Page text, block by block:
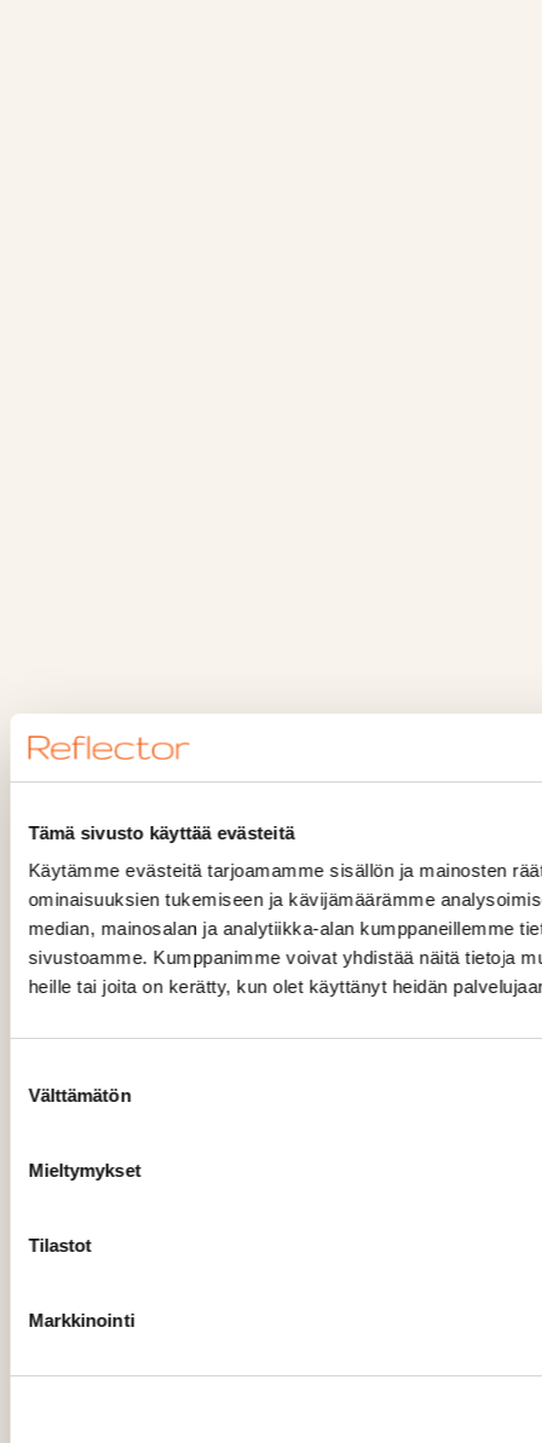
Tämä sivusto käyttää evästeitä
Käytämme evästeitä tarjoamamme sisällön ja mainosten
ominaisuuksien tukemiseen ja kävijämäärämme
median, mainosalan ja analytiikka-alan kumppaneillemme
sivustoamme. Kumppanimme voivat yhdistää näitä tietoja
heille tai joita on kerätty, kun olet käyttänyt heidän
valinta
Välttämätön
Mieltymykset
Tilastot
Markkinointi